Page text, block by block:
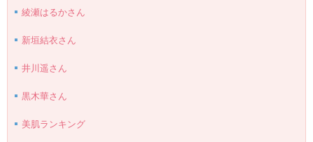
綾瀬はるかさん
新垣結衣さん
井川遥さん
黒木華さん
美肌ランキング